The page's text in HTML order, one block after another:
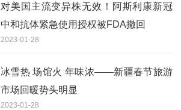
对美国主流变异株无效！阿斯利康新冠
中和抗体紧急使用授权被FDA撤回
2023-01-28
冰雪热 场馆火 年味浓——新疆春节旅游
市场回暖势头明显
2023-01-28